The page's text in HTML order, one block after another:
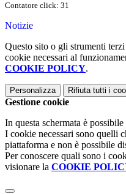
Contatore click: 31
Notizie
Questo sito o gli strumenti
cookie necessari al
COOKIE POLICY.
Personalizza Rifiuta tutti i
Gestione cookie
In questa schermata è
I cookie necessari sono quelli
piattaforma e non è possibile
Per conoscere quali sono i
visionare la COOKIE